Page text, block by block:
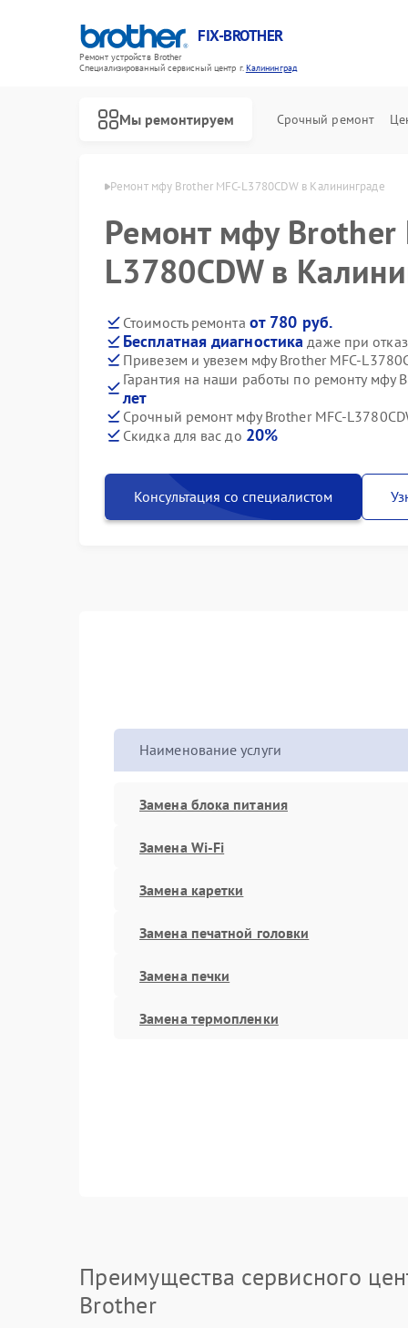
FIX-BROTHER
Ремонт устройств Brother
Специализированный cервисный центр г.Калининград
Мы ремонтируем Срочный ремонт
в Калининграде Ремонт мфу Brother MFC-L3780CDW в Калининграде
Ремонт мфу Brother
L3780CDW в
Стоимость ремонта от 780 руб.
Бесплатная диагностика даже при
Привезем и увезем мфу Brother MFC-
Гарантия на наши работы по ремонту мфу
лет
Срочный ремонт мфу Brother MFC-
Скидка для вас до 20%
Консультация со специалистом
Наименование услуги
Замена блока питания
Замена Wi-Fi
Замена каретки
Замена печатной головки
Замена печки
Замена термопленки
Преимущества сервисного
Brother